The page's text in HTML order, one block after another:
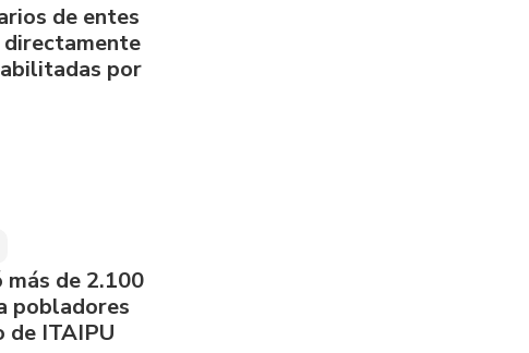
de entes
directamente
por
de 2.100
pobladores
de ITAIPU